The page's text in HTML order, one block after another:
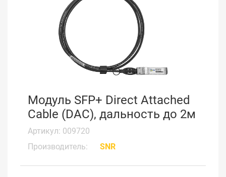
Модуль SFP+ Direct Attached
Cable (DAC), дальность до 2м
Артикул: 009720
Производитель:
SNR